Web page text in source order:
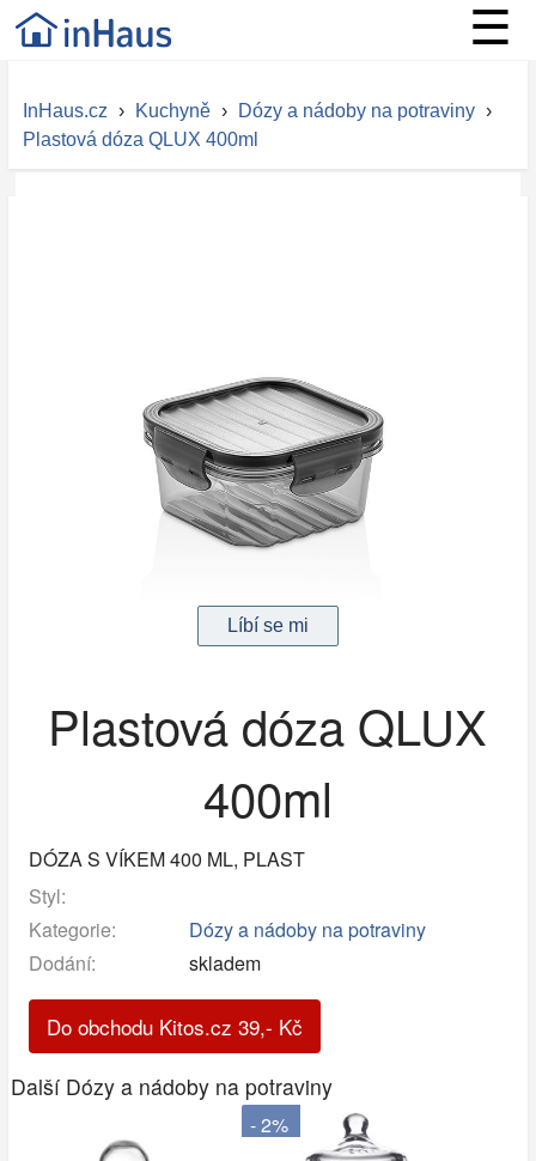
☰
InHaus.cz › Kuchyně › Dózy a nádoby na potraviny ›
Plastová dóza QLUX 400ml
Plastová dóza QLUX
400ml
DÓZA S VÍKEM 400 ML, PLAST
Styl:
Kategorie:
Dózy a nádoby na potraviny
Dodání:
skladem
Do obchodu Kitos.cz 39,- Kč
Další Dózy a nádoby na potraviny
- 2%